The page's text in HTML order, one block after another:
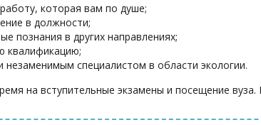
которая вам по душе;
в должности;
познания в других направлениях;
квалификацию;
незаменимым специалистом в области экологии.
на вступительные экзамены и посещение